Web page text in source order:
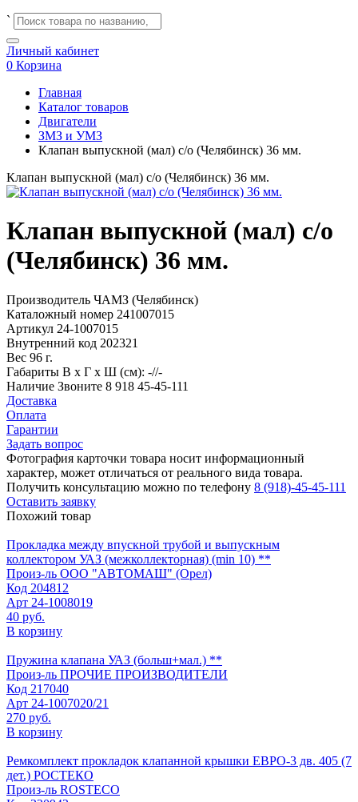
`
Личный кабинет
0 Корзина
Главная
Каталог товаров
Двигатели
ЗМЗ и УМЗ
Клапан выпускной (мал) с/о (Челябинск) 36 мм.
Клапан выпускной (мал) с/о (Челябинск) 36 мм.
Клапан выпускной (мал) с/о
(Челябинск) 36 мм.
Производитель ЧАМЗ (Челябинск)
Каталожный номер 241007015
Артикул 24-1007015
Внутренний код 202321
Вес 96 г.
Габариты В х Г х Ш (см): -//-
Наличие Звоните 8 918 45-45-111
Доставка
Оплата
Гарантии
Задать вопрос
Фотография карточки товара носит информационный
характер, может отличаться от реального вида товара.
Получить консультацию можно по телефону 8 (918)-45-45-111
Оставить заявку
Похожий товар
Прокладка между впускной трубой и выпускным
коллектором УАЗ (межколлекторная) (min 10) **
Произ-ль ООО "АВТОМАШ" (Орел)
Код 204812
Арт 24-1008019
40 руб.
В корзину
Пружина клапана УАЗ (больш+мал.) **
Произ-ль ПРОЧИЕ ПРОИЗВОДИТЕЛИ
Код 217040
Арт 24-1007020/21
270 руб.
В корзину
Ремкомплект прокладок клапанной крышки ЕВРО-3 дв. 405 (7
дет.) РОСТЕКО
Произ-ль ROSTECO